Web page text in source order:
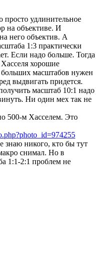
удлинительное
на объективе. И
него объектив. А
1:3 практически
Если надо больше. Тогда
хорошие
масштабов нужен
выдвигать придется.
масштаб 10:1 надо
Ни один мех так не
500-м Хасселем. Это
знаю никого, кто бы тут
снимал. Но в
1:1-2:1 проблем не